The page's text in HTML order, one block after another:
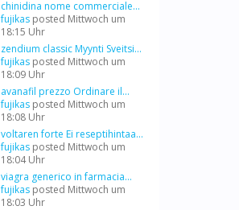
chinidina nome commerciale...
fujikas posted Mittwoch um
18:15 Uhr
zendium classic Myynti Sveitsi...
fujikas posted Mittwoch um
18:09 Uhr
avanafil prezzo Ordinare il...
fujikas posted Mittwoch um
18:08 Uhr
voltaren forte Ei reseptihintaa...
fujikas posted Mittwoch um
18:04 Uhr
viagra generico in farmacia...
fujikas posted Mittwoch um
18:03 Uhr